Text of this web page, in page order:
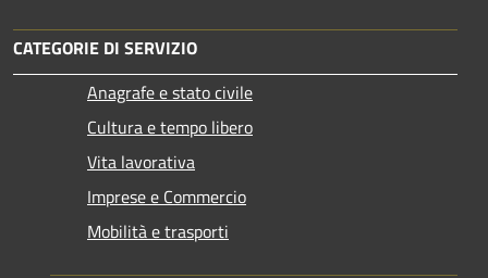
CATEGORIE DI SERVIZIO
Anagrafe e stato civile
Cultura e tempo libero
Vita lavorativa
Imprese e Commercio
Mobilità e trasporti